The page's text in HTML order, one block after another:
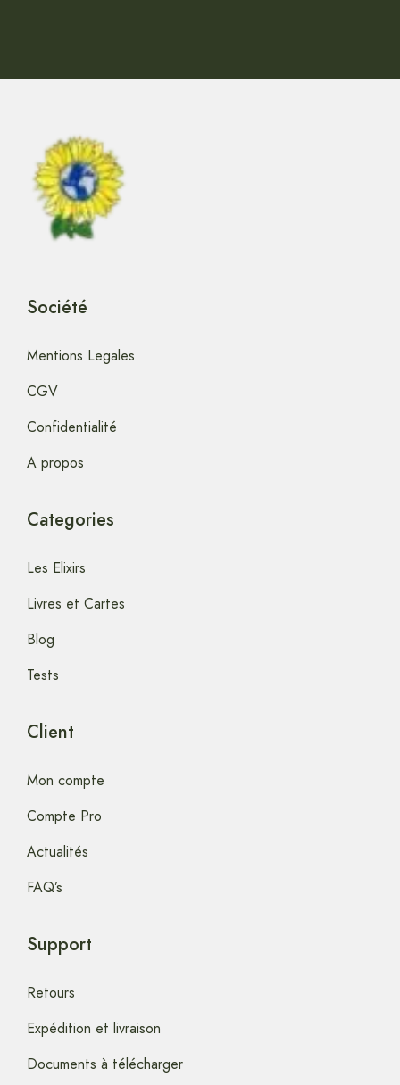
Société
Mentions Legales
CGV
Confidentialité
A propos
Categories
Les Elixirs
Livres et Cartes
Blog
Tests
Client
Mon compte
Compte Pro
Actualités
FAQ’s
Support
Retours
Expédition et livraison
Documents à télécharger